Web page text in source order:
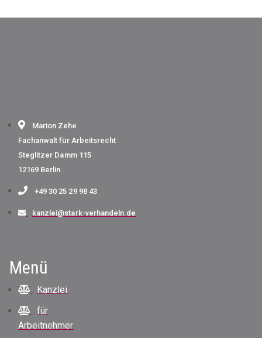
Marion Zehe
Fachanwalt für Arbeitsrecht
Steglitzer Damm 115
12169 Berlin
+49 30 25 29 98 43
kanzlei@stark-verhandeln.de
Menü
Kanzlei
für
Arbeitnehmer